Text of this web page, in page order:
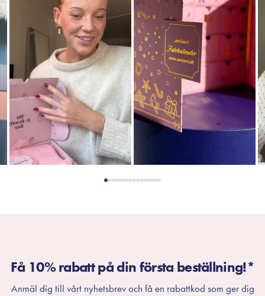
Få 10% rabatt på din första beställning!*
Anmäl dig till vårt nyhetsbrev och få en rabattkod som ger dig